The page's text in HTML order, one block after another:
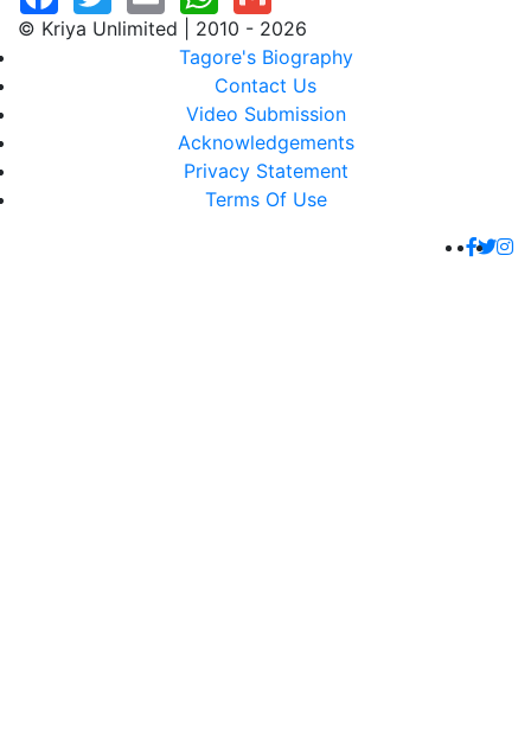
© Kriya Unlimited | 2010 - 2026
Tagore's Biography
Contact Us
Video Submission
Acknowledgements
Privacy Statement
Terms Of Use